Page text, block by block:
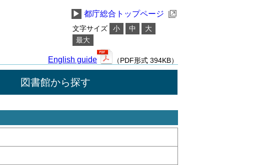
▶ 都庁総合トップページ
文字サイズ 小 中
大
最大
English guide （PDF形式 394KB）
図書館から探す